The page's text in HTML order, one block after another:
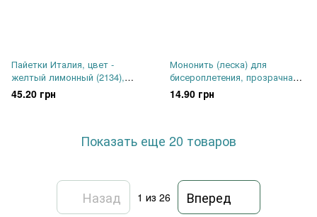
Пайетки Италия, цвет -
желтый лимонный (2134),
плоские 3 мм, 2.5 гр
45.20 грн
Мононить (леска) для
бисероплетения, прозрачная,
диаметр 0.25 мм, длинна 50м
14.90 грн
Показать еще 20 товаров
Назад 1 из 26
Вперед